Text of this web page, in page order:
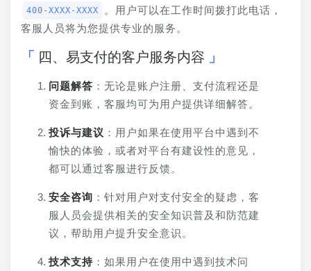
400-XXXX-XXXX
。用户可以在工作时间拨打此电话，
客服人员将为您提供专业的服务。
四、易支付的客户服务内容
问题解答 ：无论是账户注册、支付流程还是
资金到账，客服均可为用户提供详细解答。
投诉与建议 ：用户如果在使用平台中遇到不
愉快的体验，或者对平台有建设性的意见，
都可以通过客服进行反馈。
安全咨询 ：针对用户对支付安全的疑虑，客
服人员会提供相关的安全知识普及和防范建
议，帮助用户提升安全意识。
技术支持 ：如果用户在使用中遇到技术问